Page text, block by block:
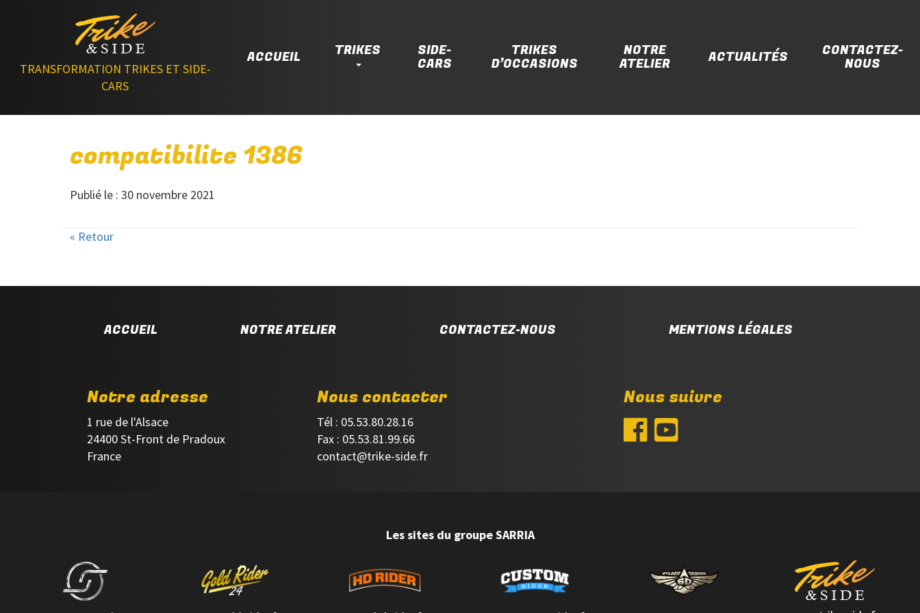
TRANSFORMATION TRIKES ET SIDE-
CARS
ACCUEIL TRIKES SIDE-
CARS
TRIKES
D’OCCASIONS
NOTRE
ATELIER ACTUALITÉS CONTACTEZ-
NOUS
compatibilite 1386
Publié le : 30 novembre 2021
« Retour
ACCUEIL NOTRE ATELIER CONTACTEZ-NOUS MENTIONS LÉGALES
Notre adresse
1 rue de l'Alsace
24400 St-Front de Pradoux
France
Nous contacter
Tél : 05.53.80.28.16
Fax : 05.53.81.99.66
contact@trike-side.fr
Nous suivre
Les sites du groupe SARRIA